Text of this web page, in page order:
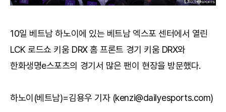
10일 베트남 하노이에 있는 베트남 엑스포 센터에서 열린
LCK 로드쇼 키움 DRX 홈 프론트 경기 키움 DRX와
한화생명e스포츠의 경기서 많은 팬이 현장을 방문했다.
하노이(베트남)=김용우 기자 (kenzi@dailyesports.com)